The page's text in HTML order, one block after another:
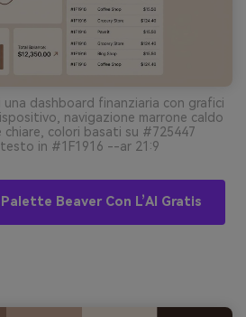
una dashboard finanziaria con grafici
navigazione marrone caldo
colori basati su #725447
in #1F1916 --ar 21:9
Beaver Con L’AI Gratis